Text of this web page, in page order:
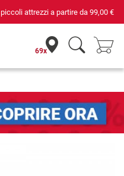
attrezzi a partire da 99,00 €
69x